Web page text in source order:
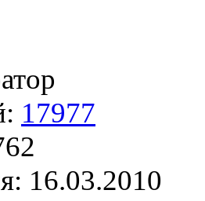
17977
16.03.2010